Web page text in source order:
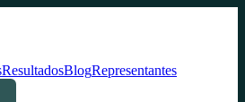
ResultadosBlogRepresentantes